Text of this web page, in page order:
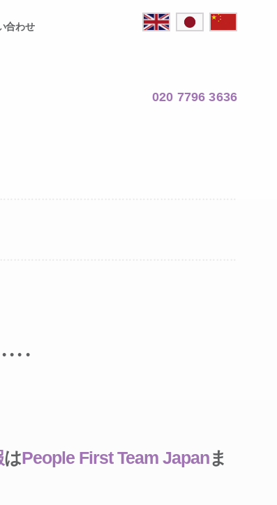
合わせ
020 7796 3636
••• •
はPeople First Team Japanま